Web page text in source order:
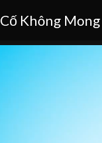
Không